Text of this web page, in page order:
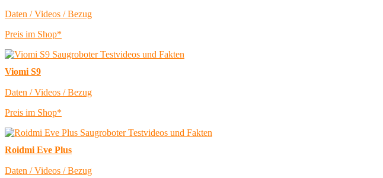
Daten / Videos / Bezug
Preis im Shop*
Viomi S9
Daten / Videos / Bezug
Preis im Shop*
Roidmi Eve Plus
Daten / Videos / Bezug